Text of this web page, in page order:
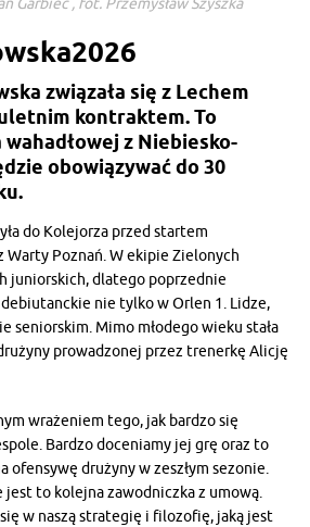
związała się z Lechem
kontraktem. To
z Niebiesko-
obowiązywać do 30
do Kolejorza przed startem
Warty Poznań. W ekipie Zielonych
juniorskich, dlatego poprzednie
nie tylko w Orlen 1. Lidze,
seniorskim. Mimo młodego wieku stała
prowadzonej przez trenerkę Alicję
wrażeniem tego, jak bardzo się
Bardzo doceniamy jej grę oraz to
ofensywę drużyny w zeszłym sezonie.
jest to kolejna zawodniczka z umową.
w naszą strategię i filozofię, jaką jest